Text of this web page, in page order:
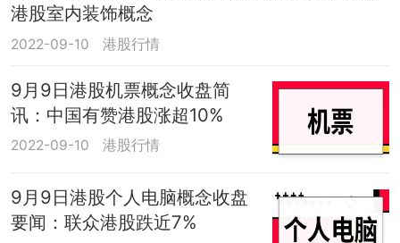
港股室内装饰概念
2022-09-10 港股行情
9月9日港股机票概念收盘简
讯：中国有赞港股涨超10%
2022-09-10 港股行情
9月9日港股个人电脑概念收盘
要闻：联众港股跌近7%